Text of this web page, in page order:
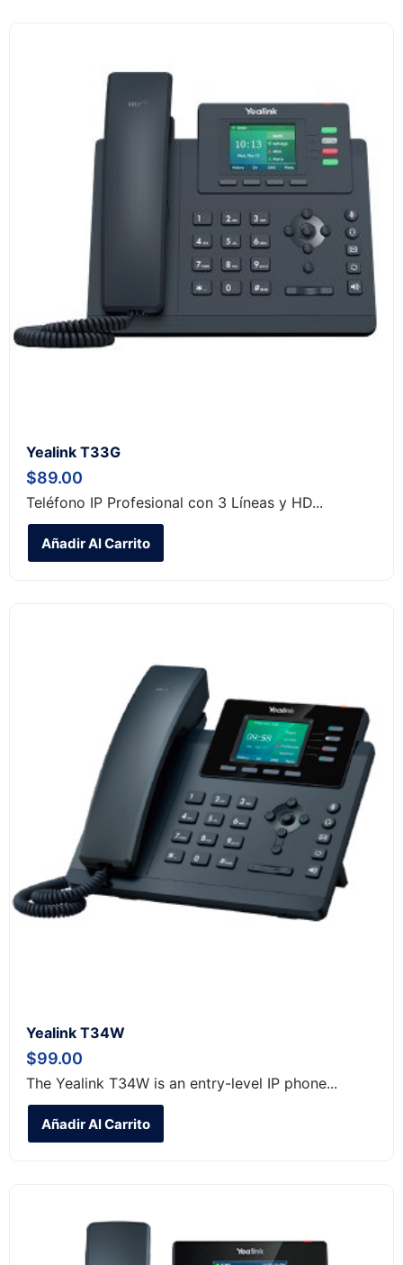
Yealink T33G
$89.00
Teléfono IP Profesional con 3 Líneas y HD...
Añadir Al Carrito
Yealink T34W
$99.00
The Yealink T34W is an entry-level IP phone...
Añadir Al Carrito